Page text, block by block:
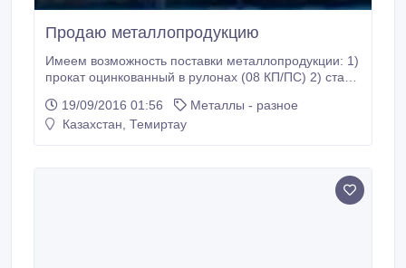
Продаю металлопродукцию
Имеем возможность поставки металлопродукции: 1)
прокат оцинкованный в рулонах (08 КП/ПС) 2) сталь
(08КП/ПС) 3) сталь холоднокатанная (СТ 3 КП, СП,
ПС 08 КП, ПС. ГОСТ 16523-97 )(пачки, рулоны) 4)
19/09/2016 01:56
Металлы - разное
Казахстан, Темиртау